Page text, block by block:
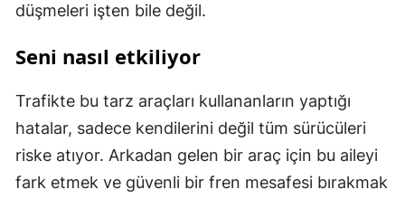
düşmeleri işten bile değil.
Seni nasıl etkiliyor
Trafikte bu tarz araçları kullananların yaptığı
hatalar, sadece kendilerini değil tüm sürücüleri
riske atıyor. Arkadan gelen bir araç için bu aileyi
fark etmek ve güvenli bir fren mesafesi bırakmak